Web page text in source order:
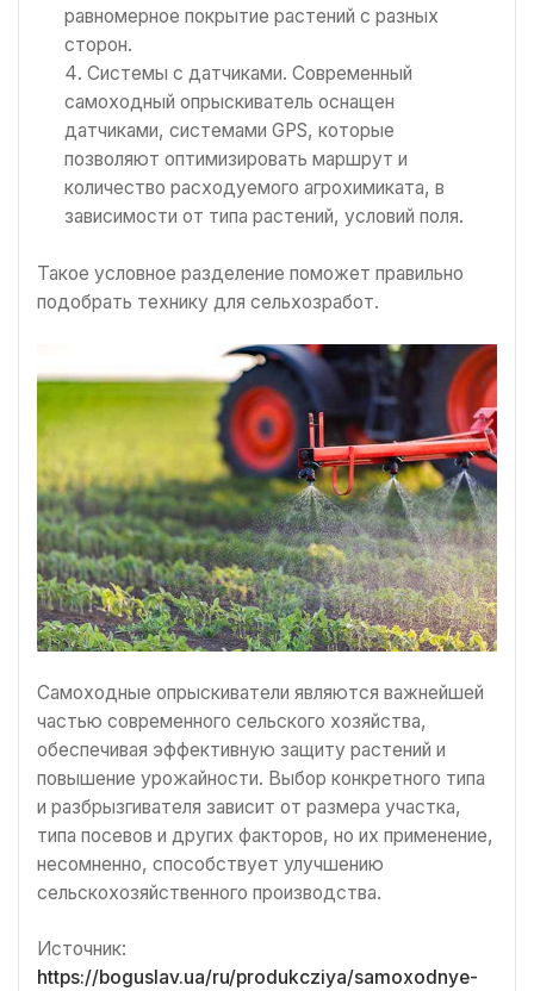
равномерное покрытие растений с разных
сторон.
Системы с датчиками. Современный
самоходный опрыскиватель оснащен
датчиками, системами GPS, которые
позволяют оптимизировать маршрут и
количество расходуемого агрохимиката, в
зависимости от типа растений, условий поля.
Такое условное разделение поможет правильно
подобрать технику для сельхозработ.
Самоходные опрыскиватели являются важнейшей
частью современного сельского хозяйства,
обеспечивая эффективную защиту растений и
повышение урожайности. Выбор конкретного типа
и разбрызгивателя зависит от размера участка,
типа посевов и других факторов, но их применение,
несомненно, способствует улучшению
сельскохозяйственного производства.
Источник:
https://boguslav.ua/ru/produkcziya/samoxodnye-